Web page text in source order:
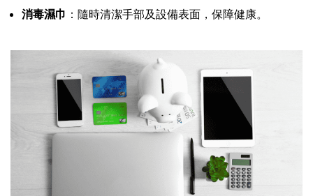
消毒濕巾 ：隨時清潔手部及設備表面，保障健康。